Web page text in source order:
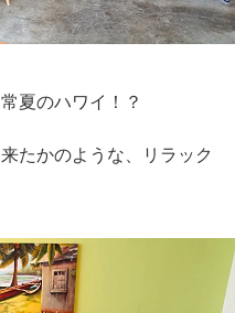
夏のハワイ！？
たかのような、リラック